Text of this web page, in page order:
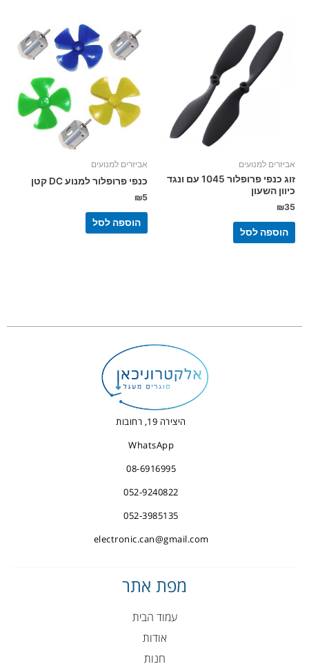
אביזרים למנועים
זוג כנפי פרופלור 1045 עם ונגד
כיוון השעון
₪35
הוספה לסל
אביזרים למנועים
כנפי פרופלור למנוע DC קטן
₪5
הוספה לסל
היצירה 19, רחובות
WhatsApp
08-6916995
052-9240822
052-3985135
electronic.can@gmail.com
מפת אתר
עמוד הבית
אודות
חנות